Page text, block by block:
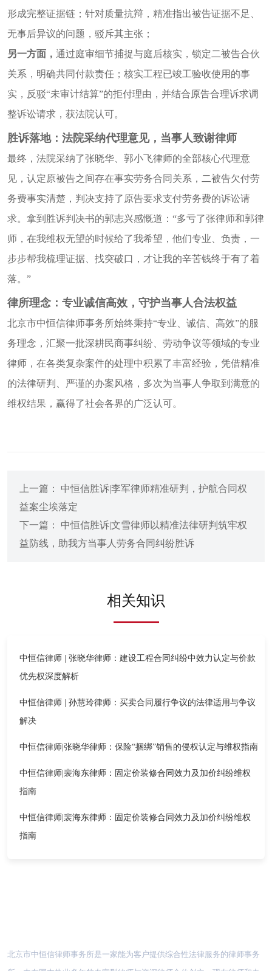
形成完整证据链；针对质量抗辩，精准指出被告证据不足、
无事后异议的问题，驳斥其主张；
另一方面， 通过庭审细节捕捉与庭后核实，锁定二被告合伙
关系，明确共同付款责任；核实工程已竣工验收使用的事
实，反驳“未审计结算”的拒付理由，并结合原告合理诉求调
整诉讼请求，获法院认可。
胜诉落地：法院采纳代理意见，当事人致谢律师
最终，法院采纳了张晓华、郭小飞律师的全部核心代理意
见，认定原被告之间存在事实劳务合同关系，二被告欠付劳
务费事实清楚，判决支持了原告要求支付劳务费的诉讼请
求。拿到胜诉判决书的郭志兴感慨道： “多亏了张律师和郭律
师，在我维权无望的时候给了我希望，他们专业、负责，一
步步帮我梳理证据、找突破口，才让我的辛苦钱终于有了着
落。”
律所理念：专业诚信高效，守护当事人合法权益
北京市中恒信律师事务所始终秉持“专业、诚信、高效”的服
务理念，汇聚一批深耕民商事纠纷、劳动争议等领域的专业
律师，在各类复杂案件的处理中积累了丰富经验，凭借精准
的法律研判、严谨的办案风格，多次为当事人争取到满意的
维权结果，赢得了社会各界的广泛认可。
上一篇： 中恒信胜诉|李军律师精准研判，护航合同权
益案尘埃落定
下一篇： 中恒信胜诉|文雪律师以精准法律研判筑牢权
益防线，助我方当事人劳务合同纠纷胜诉
相关知识
中恒信律师 | 张晓华律师：建设工程合同纠纷中效力认定与价款
优先权深度解析
中恒信律师 | 孙慧玲律师：买卖合同履行争议的法律适用与争议
解决
中恒信律师|张晓华律师：保险“捆绑”销售的侵权认定与维权指南
中恒信律师|裴海东律师：固定价装修合同效力及加价纠纷维权
指南
中恒信律师|裴海东律师：固定价装修合同效力及加价纠纷维权
指南
北京市中恒信律师事务所是一家能为客户提供综合性法律服务的律师事务